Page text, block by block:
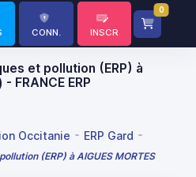
CONN. INSCR
0
et pollution (ERP) à
FRANCE ERP
Occitanie ERP Gard
(ERP) à AIGUES MORTES